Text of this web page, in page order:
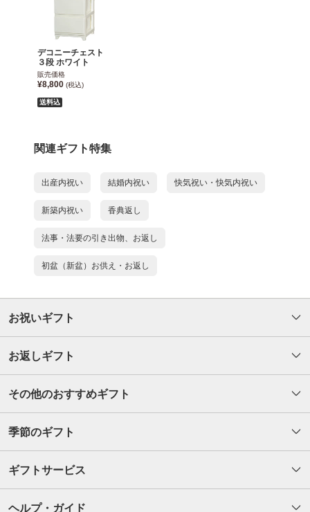
デコニーチェスト
３段 ホワイト
販売価格
¥8,800 (税込)
送料込
関連ギフト特集
出産内祝い 結婚内祝い 快気祝い・快気内祝い
新築内祝い 香典返し
法事・法要の引き出物、お返し
初盆（新盆）お供え・お返し
お祝いギフト
お返しギフト
その他のおすすめギフト
季節のギフト
ギフトサービス
ヘルプ・ガイド